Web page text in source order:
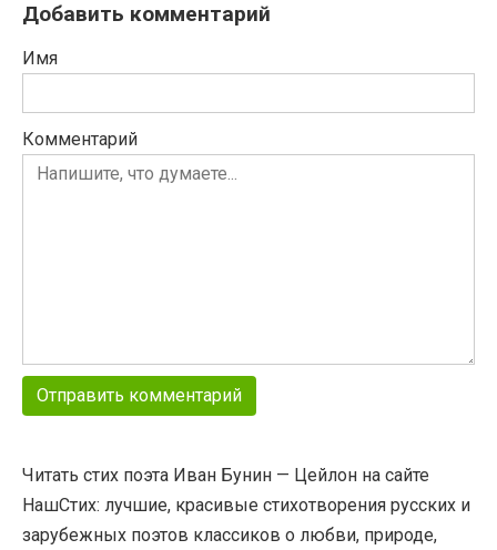
Добавить комментарий
Имя
Комментарий
Читать стих поэта Иван Бунин — Цейлон на сайте
НашСтих: лучшие, красивые стихотворения русских и
зарубежных поэтов классиков о любви, природе,